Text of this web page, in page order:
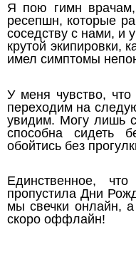
Я пою гимн
ресепшн, которые
соседству с нами, и
крутой экипировки,
имел симптомы
У меня чувство,
переходим на
увидим. Могу лишь
способна сидеть
обойтись без
Единственное,
пропустила Дни
мы свечки онлайн,
скоро оффлайн!